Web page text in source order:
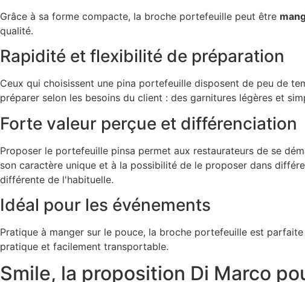
Grâce à sa forme compacte, la broche portefeuille peut être
qualité.
Rapidité et flexibilité de préparation
Ceux qui choisissent une pina portefeuille disposent de peu de
préparer selon les besoins du client : des garnitures légères et
Forte valeur perçue et différenciation
Proposer le portefeuille pinsa permet aux restaurateurs de se
son caractère unique et à la possibilité de le proposer dans
différente de l'habituelle.
Idéal pour les événements
Pratique à manger sur le pouce, la broche portefeuille est
pratique et facilement transportable.
Smile, la proposition Di Marco